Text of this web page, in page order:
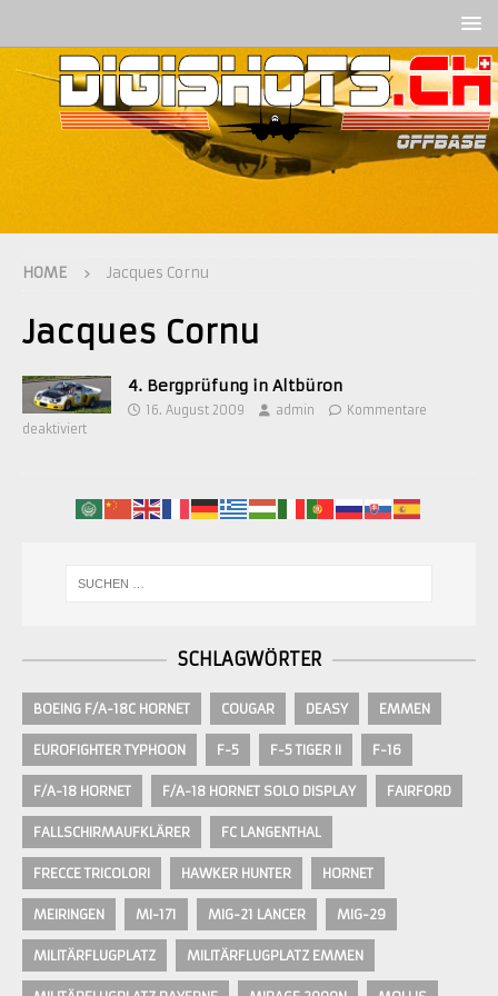
HOME Jacques Cornu
Jacques Cornu
4. Bergprüfung in Altbüron
16. August 2009 admin
Kommentare
deaktiviert
SCHLAGWÖRTER
BOEING F/A-18C HORNET COUGAR DEASY EMMEN
EUROFIGHTER TYPHOON F-5 F-5 TIGER II F-16
F/A-18 HORNET F/A-18 HORNET SOLO DISPLAY FAIRFORD
FALLSCHIRMAUFKLÄRER FC LANGENTHAL
FRECCE TRICOLORI HAWKER HUNTER HORNET
MEIRINGEN MI-171 MIG-21 LANCER MIG-29
MILITÄRFLUGPLATZ MILITÄRFLUGPLATZ EMMEN